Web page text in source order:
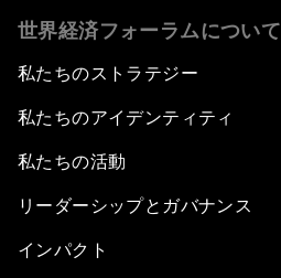
世界経済フォーラムについて
私たちのストラテジー
私たちのアイデンティティ
私たちの活動
リーダーシップとガバナンス
インパクト